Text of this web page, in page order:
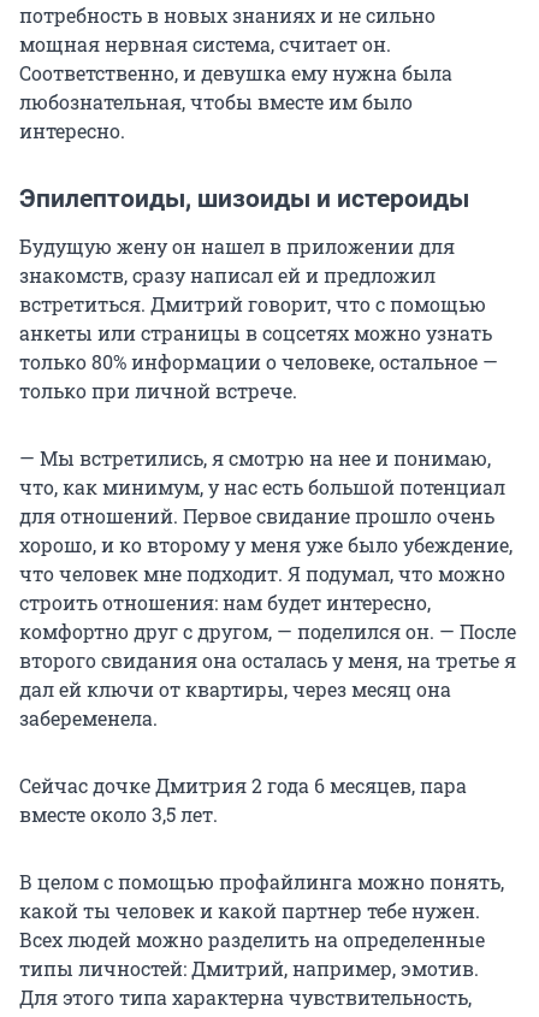
потребность в новых знаниях и не сильно
мощная нервная система, считает он.
Соответственно, и девушка ему нужна была
любознательная, чтобы вместе им было
интересно.
Эпилептоиды, шизоиды и истероиды
Будущую жену он нашел в приложении для
знакомств, сразу написал ей и предложил
встретиться. Дмитрий говорит, что с помощью
анкеты или страницы в соцсетях можно узнать
только 80% информации о человеке, остальное —
только при личной встрече.
— Мы встретились, я смотрю на нее и понимаю,
что, как минимум, у нас есть большой потенциал
для отношений. Первое свидание прошло очень
хорошо, и ко второму у меня уже было убеждение,
что человек мне подходит. Я подумал, что можно
строить отношения: нам будет интересно,
комфортно друг с другом, — поделился он. — После
второго свидания она осталась у меня, на третье я
дал ей ключи от квартиры, через месяц она
забеременела.
Сейчас дочке Дмитрия 2 года 6 месяцев, пара
вместе около 3,5 лет.
В целом с помощью профайлинга можно понять,
какой ты человек и какой партнер тебе нужен.
Всех людей можно разделить на определенные
типы личностей: Дмитрий, например, эмотив.
Для этого типа характерна чувствительность,